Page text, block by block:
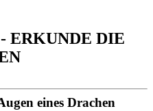
ERKUNDE DIE
eines Drachen